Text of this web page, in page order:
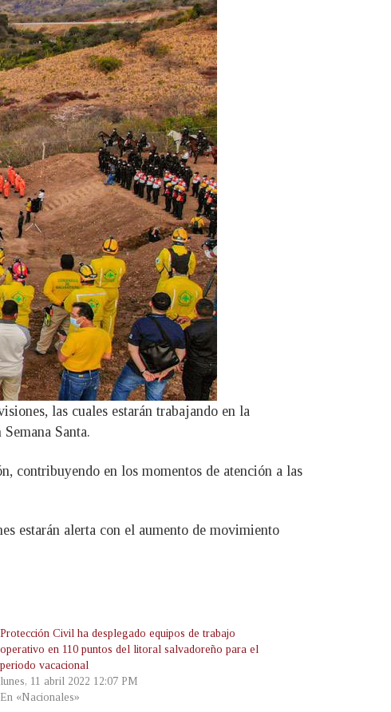
las cuales estarán trabajando en la
Santa.
contribuyendo en los momentos de atención a las
estarán alerta con el aumento de movimiento
Protección Civil ha desplegado equipos de trabajo
operativo en 110 puntos del litoral salvadoreño para el
periodo vacacional
lunes, 11 abril 2022 12:07 PM
En «Nacionales»